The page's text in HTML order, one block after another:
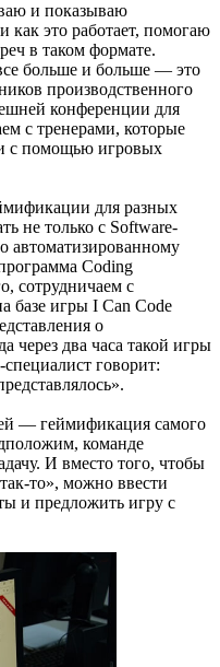
и показываю
как это работает, помогаю
в таком формате.
больше и больше — это
производственного
конференции для
с тренерами, которые
с помощью игровых
для разных
не только с Software-
автоматизированному
Coding
сотрудничаем с
базе игры I Can Code
о
через два часа такой игры
говорит:
— геймификация самого
команде
И вместо того, чтобы
то», можно ввести
и предложить игру с